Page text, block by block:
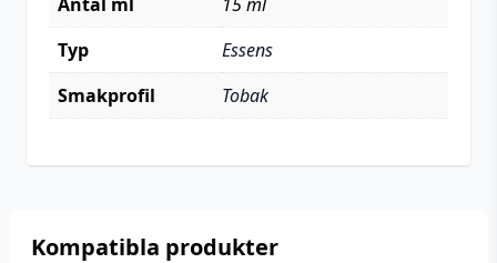
Typ
Essens
Smakprofil
Tobak
Kompatibla produkter